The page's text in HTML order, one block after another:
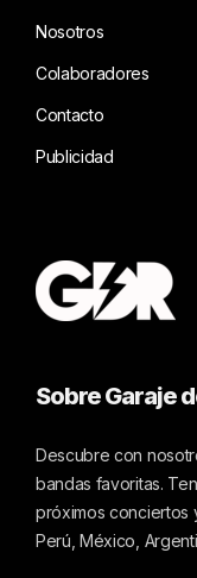
Nosotros
Colaboradores
Contacto
Publicidad
Sobre Garaje
Descubre con
bandas favoritas.
próximos conciertos
Perú, México,